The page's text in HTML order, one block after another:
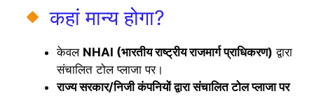
कहां मान्य होगा?
केवल NHAI (भारतीय राष्ट्रीय राजमार्ग प्राधिकरण) द्वारा
संचालित टोल प्लाजा पर।
राज्य सरकार/निजी कंपनियों द्वारा संचालित टोल प्लाजा पर